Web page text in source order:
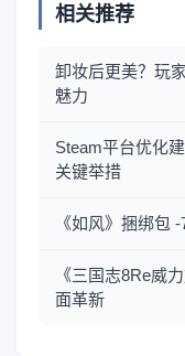
相关推荐
卸妆后更美？玩
魅力
Steam平台优化
关键举措
《如风》捆绑包
《三国志8Re威
面革新